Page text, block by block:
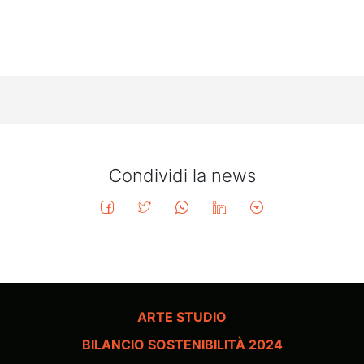
Condividi la news
ARTE STUDIO
BILANCIO SOSTENIBILITÀ 2024